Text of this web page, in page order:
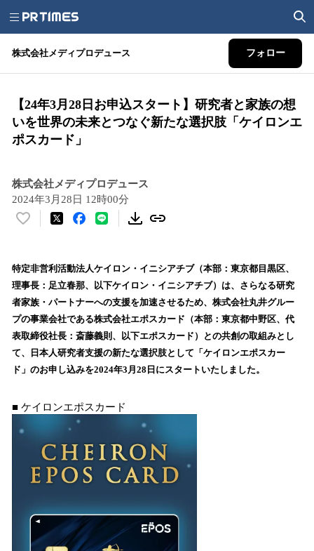
株式会社メディプロデュース フォロー
【24年3月28日お申込スタート】研究者と家族の想
いを世界の未来とつなぐ新たな選択肢「ケイロンエ
ポスカード」
株式会社メディプロデュース
2024年3月28日 12時00分
い
！
数
を
読
込
み
中
す
特定非営利活動法人ケイロン・イニシアチブ（本部：東京都目黒区、
理事長：足立春那、以下ケイロン・イニシアチブ）は、さらなる研究
者家族・パートナーへの支援を加速させるため、株式会社丸井グルー
プの事業会社である株式会社エポスカード（本部：東京都中野区、代
表取締役社長：斎藤義則、以下エポスカード）との共創の取組みとし
て、日本人研究者支援の新たな選択肢として「ケイロンエポスカー
ド」のお申し込みを2024年3月28日にスタートいたしました。
■ ケイロンエポスカード